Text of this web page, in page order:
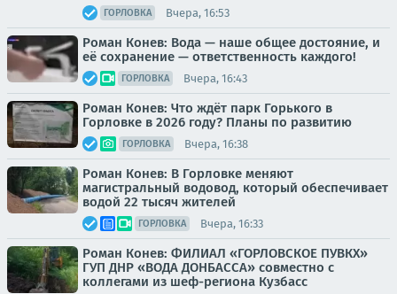
ГОРЛОВКА Вчера, 16:53
Роман Конев: Вода — наше общее достояние, и
её сохранение — ответственность каждого!
ГОРЛОВКА Вчера, 16:43
Роман Конев: Что ждёт парк Горького в
Горловке в 2026 году? Планы по развитию
ГОРЛОВКА Вчера, 16:38
Роман Конев: В Горловке меняют
магистральный водовод, который обеспечивает
водой 22 тысяч жителей
ГОРЛОВКА Вчера, 16:33
Роман Конев: ФИЛИАЛ «ГОРЛОВСКОЕ ПУВКХ»
ГУП ДНР «ВОДА ДОНБАССА» совместно с
коллегами из шеф-региона Кузбасс